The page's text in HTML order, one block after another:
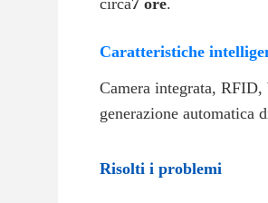
circa7 ore.
Caratteristiche
Camera integrata,
generazione automatica
Risolti i problemi